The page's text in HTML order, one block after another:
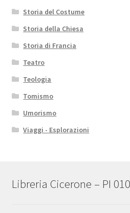
Storia del Costume
Storia della Chiesa
Storia di Francia
Teatro
Teologia
Tomismo
Umorismo
Viaggi - Esplorazioni
Libreria Cicerone – PI